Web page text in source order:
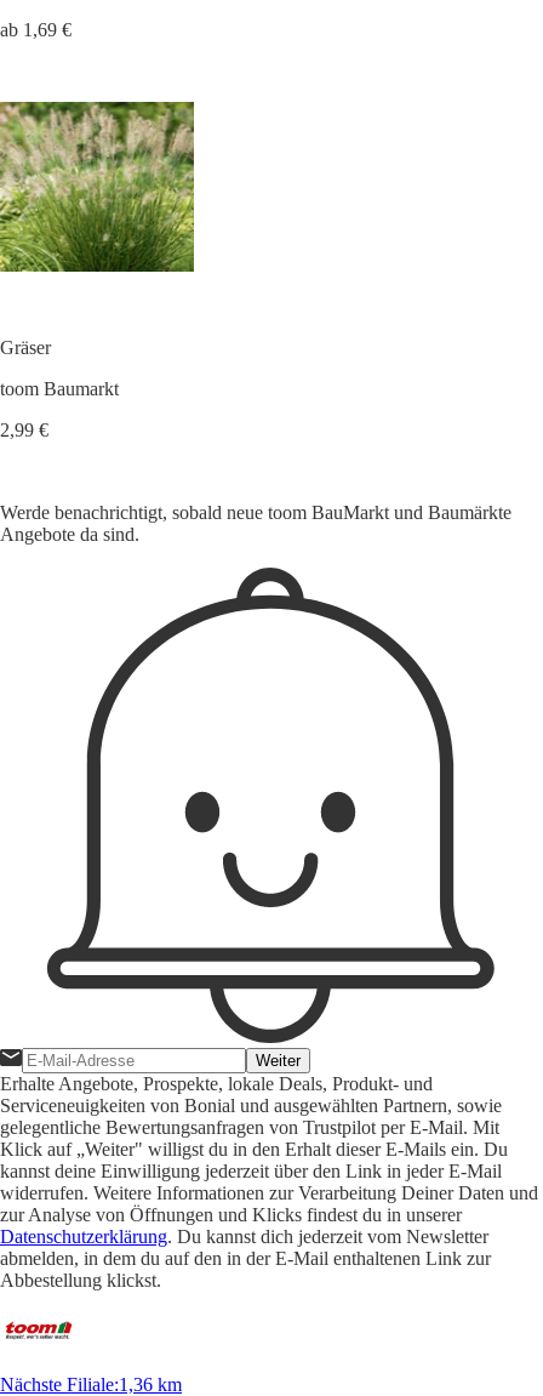
ab 1,69 €
Gräser
toom Baumarkt
2,99 €
Werde benachrichtigt, sobald neue toom BauMarkt und Baumärkte
Angebote da sind.
Weiter
Erhalte Angebote, Prospekte, lokale Deals, Produkt- und
Serviceneuigkeiten von Bonial und ausgewählten Partnern, sowie
gelegentliche Bewertungsanfragen von Trustpilot per E-Mail. Mit
Klick auf „Weiter" willigst du in den Erhalt dieser E-Mails ein. Du
kannst deine Einwilligung jederzeit über den Link in jeder E-Mail
widerrufen. Weitere Informationen zur Verarbeitung Deiner Daten und
zur Analyse von Öffnungen und Klicks findest du in unserer
Datenschutzerklärung. Du kannst dich jederzeit vom Newsletter
abmelden, in dem du auf den in der E-Mail enthaltenen Link zur
Abbestellung klickst.
Nächste Filiale:1,36 km